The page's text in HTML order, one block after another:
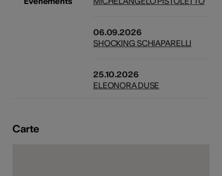
06.09.2026
SHOCKING SCHIAPARELLI
25.10.2026
ELEONORA DUSE
Carte